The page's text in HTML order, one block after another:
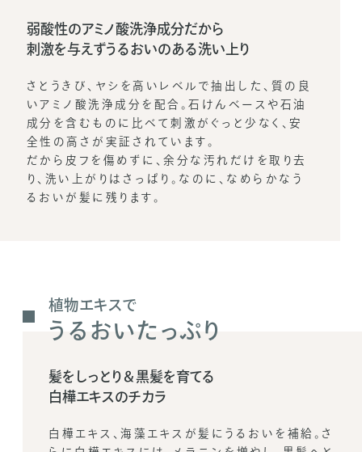
マイナスイオンを放出して
汚れを吸着して取り除き
雑貨レベル、食品レベルよ
品レベルの薬用炭を配合。
細かく粉末状に砕き、不
かり取り除き、地肌を健康